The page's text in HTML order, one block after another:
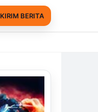
KIRIM BERITA